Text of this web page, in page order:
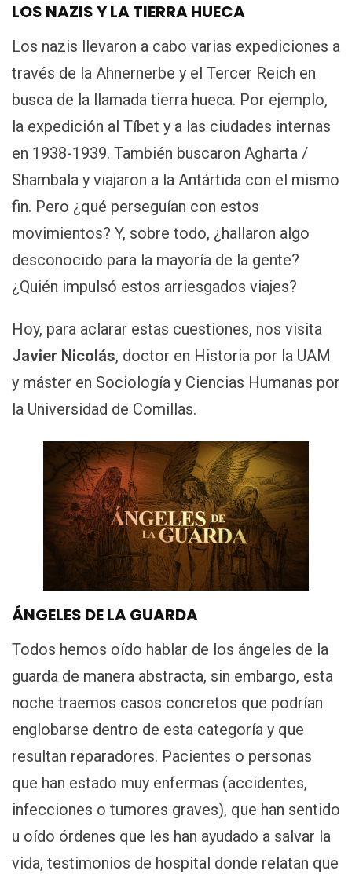
LOS NAZIS Y LA TIERRA HUECA
Los nazis llevaron a cabo varias expediciones a
través de la Ahnernerbe y el Tercer Reich en
busca de la llamada tierra hueca. Por ejemplo,
la expedición al Tíbet y a las ciudades internas
en 1938-1939. También buscaron Agharta /
Shambala y viajaron a la Antártida con el mismo
fin. Pero ¿qué perseguían con estos
movimientos? Y, sobre todo, ¿hallaron algo
desconocido para la mayoría de la gente?
¿Quién impulsó estos arriesgados viajes?
Hoy, para aclarar estas cuestiones, nos visita
Javier Nicolás, doctor en Historia por la UAM
y máster en Sociología y Ciencias Humanas por
la Universidad de Comillas.
ÁNGELES DE LA GUARDA
Todos hemos oído hablar de los ángeles de la
guarda de manera abstracta, sin embargo, esta
noche traemos casos concretos que podrían
englobarse dentro de esta categoría y que
resultan reparadores. Pacientes o personas
que han estado muy enfermas (accidentes,
infecciones o tumores graves), que han sentido
u oído órdenes que les han ayudado a salvar la
vida, testimonios de hospital donde relatan que